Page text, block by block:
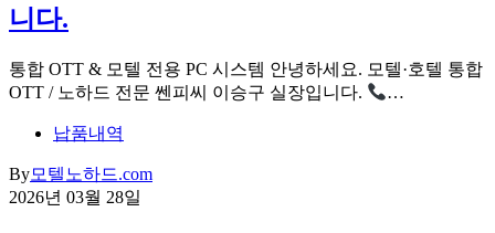
니다.
통합 OTT & 모텔 전용 PC 시스템 안녕하세요. 모텔·호텔 통합
OTT / 노하드 전문 쎈피씨 이승구 실장입니다.
…
납품내역
By모텔노하드.com
2026년 03월 28일